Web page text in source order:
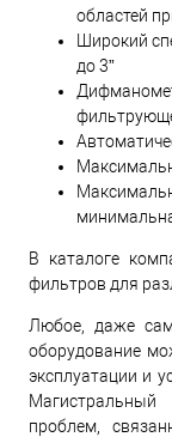
областей
Широкий
до 3”
В каталоге
фильтров для
Любое, даже
оборудование
эксплуатации и
проблем,